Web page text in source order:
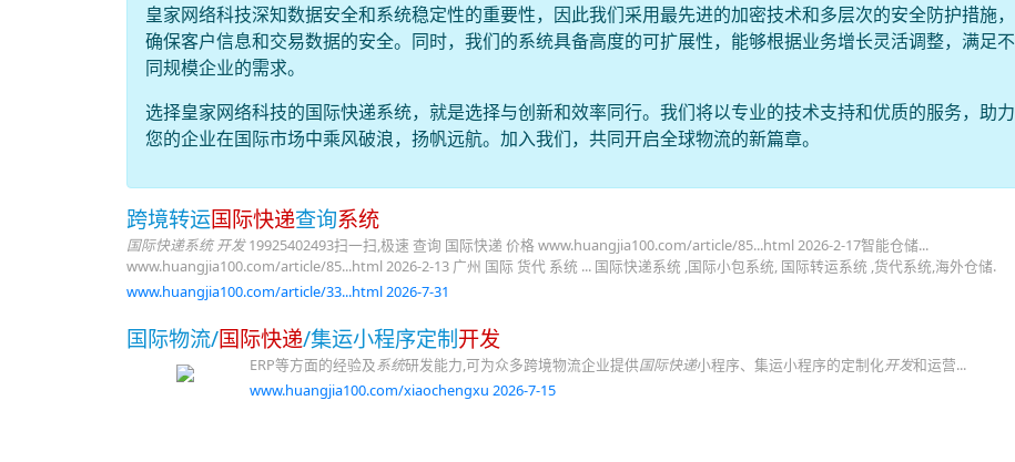
皇家网络科技深知数据安全和系统稳定性的重要性，因此我们采用最先进的加密技术和多层次的安全防护措施，
确保客户信息和交易数据的安全。同时，我们的系统具备高度的可扩展性，能够根据业务增长灵活调整，满足不
同规模企业的需求。
选择皇家网络科技的国际快递系统，就是选择与创新和效率同行。我们将以专业的技术支持和优质的服务，助力
您的企业在国际市场中乘风破浪，扬帆远航。加入我们，共同开启全球物流的新篇章。
跨境转运国际快递查询系统
国际快递系统 开发19925402493扫一扫,极速 查询 国际快递 价格 www.huangjia100.com/article/85...html 2026-2-17智能仓储...
www.huangjia100.com/article/85...html 2026-2-13 广州 国际 货代 系统 ... 国际快递系统 ,国际小包系统, 国际转运系统 ,货代系统,海外仓储.
www.huangjia100.com/article/33...html 2026-7-31
国际物流/国际快递/集运小程序定制开发
ERP等方面的经验及系统研发能力,可为众多跨境物流企业提供国际快递小程序、集运小程序的定制化开发和运营...
www.huangjia100.com/xiaochengxu 2026-7-15